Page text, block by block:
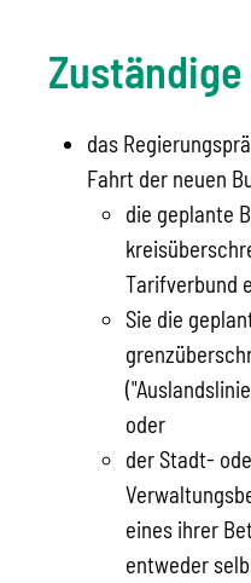
das
Fahrt der neuen
die geplante
Tarifverbund
Sie die
oder
der Stadt-
eines ihrer
entweder